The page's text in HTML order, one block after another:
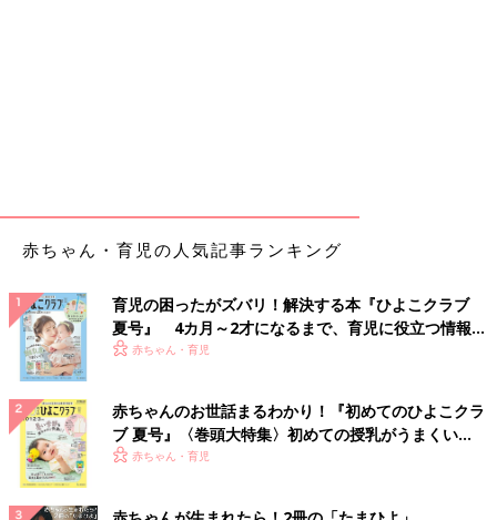
赤ちゃん・育児の人気記事ランキング
育児の困ったがズバリ！解決する本『ひよこクラブ
夏号』 4カ月～2才になるまで、育児に役立つ情報が
いっぱい！
赤ちゃん・育児
赤ちゃんのお世話まるわかり！『初めてのひよこクラ
ブ 夏号』〈巻頭大特集〉初めての授乳がうまくい
く！ おっぱい・ミルクの基本と夏のトラブル 解決テ
赤ちゃん・育児